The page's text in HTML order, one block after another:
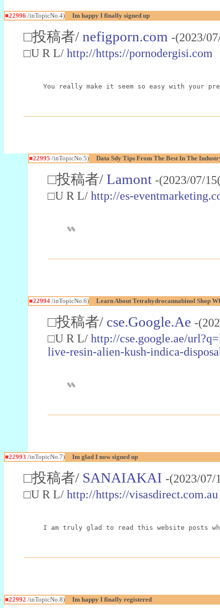
■22996 /inTopicNo.4) Im happy I finally signed up
□投稿者/ nefigporn.com -(2023/
□U R L/ http://https://pornodergisi.com
You really make it seem so easy with your
■22995 /inTopicNo.5) Data Sdy Tips From The Best In The
□投稿者/ Lamont -(2023/07/
□U R L/ http://es-
%%
■22994/inTopicNo.6) Learn About Tetrahydrocannabinol Shop
□投稿者/ cse.Google.Ae -
□U R L/ http://cse.google.ae/
live-resin-alien-kush-indica-
%%
■22993 /inTopicNo.7) Im glad I now signed up
□投稿者/ SANAIAKAI -(2023/
□U R L/ http://https://visasdirect.com.au
I am truly glad to read this website posts
■22992 /inTopicNo.8) Im happy I finally registered